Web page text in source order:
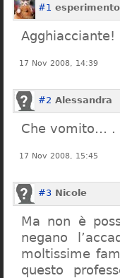
#1 esperimento
Agghiacciante!
17 Nov 2008, 14:39
#2 Alessandra
Che vomito… .
17 Nov 2008, 15:45
#3 Nicole
Ma non è
negano
moltissime
questo